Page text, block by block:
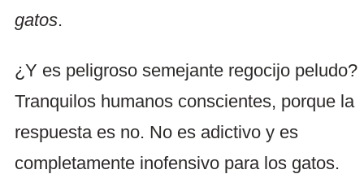
gatos.
¿Y es peligroso semejante regocijo peludo?
Tranquilos humanos conscientes, porque la
respuesta es no. No es adictivo y es
completamente inofensivo para los gatos.